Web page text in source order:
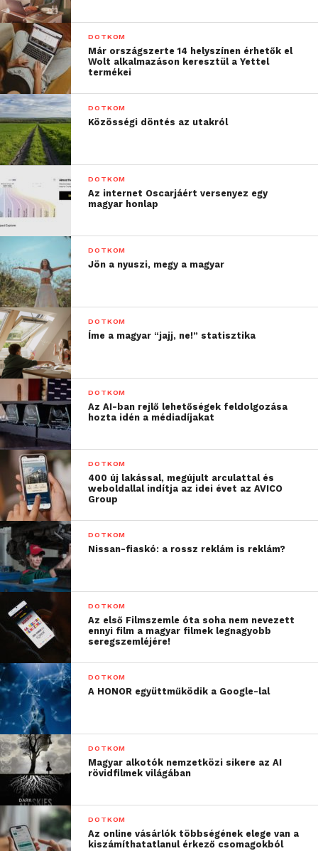
DOTKOM
Már országszerte 14 helyszínen érhetők el
Wolt alkalmazáson keresztül a Yettel
termékei
DOTKOM
Közösségi döntés az utakról
DOTKOM
Az internet Oscarjáért versenyez egy
magyar honlap
DOTKOM
Jön a nyuszi, megy a magyar
DOTKOM
Íme a magyar “jajj, ne!” statisztika
DOTKOM
Az AI-ban rejlő lehetőségek feldolgozása
hozta idén a médiadíjakat
DOTKOM
400 új lakással, megújult arculattal és
weboldallal indítja az idei évet az AVICO
Group
DOTKOM
Nissan-fiaskó: a rossz reklám is reklám?
DOTKOM
Az első Filmszemle óta soha nem nevezett
ennyi film a magyar filmek legnagyobb
seregszemléjére!
DOTKOM
A HONOR együttműködik a Google-lal
DOTKOM
Magyar alkotók nemzetközi sikere az AI
rövidfilmek világában
DOTKOM
Az online vásárlók többségének elege van a
kiszámíthatatlanul érkező csomagokból